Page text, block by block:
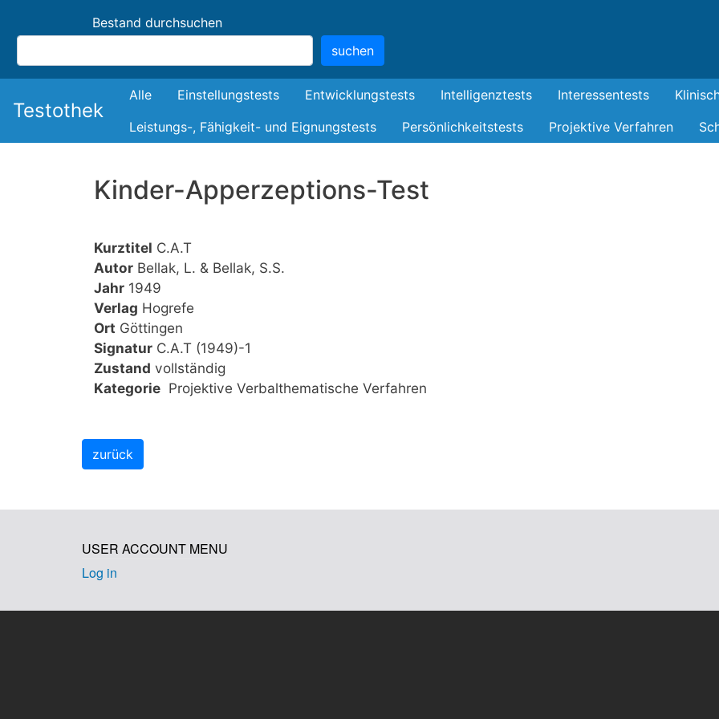
Bestand durchsuchen
suchen
Testothek
Bestand
Alle Einstellungstests Entwicklungstests Intelligenztests Interessentests
Leistungs-, Fähigkeit- und Eignungstests
Persönlichkeitstests Projektive Verfahren
Kinder-Apperzeptions-Test
Kurztitel C.A.T
Autor Bellak, L. & Bellak, S.S.
Jahr 1949
Verlag Hogrefe
Ort Göttingen
Signatur C.A.T (1949)-1
Zustand vollständig
Kategorie Projektive Verbalthematische Verfahren
USER ACCOUNT MENU
Log in